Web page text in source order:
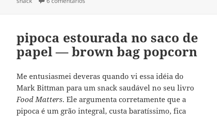
pipoca estourada no saco de
papel — brown bag popcorn
Me entusiasmei deveras quando vi essa idéia do
Mark Bittman para um snack saudável no seu livro
Food Matters. Ele argumenta corretamente que a
pipoca é um grão integral, custa baratíssimo, fica